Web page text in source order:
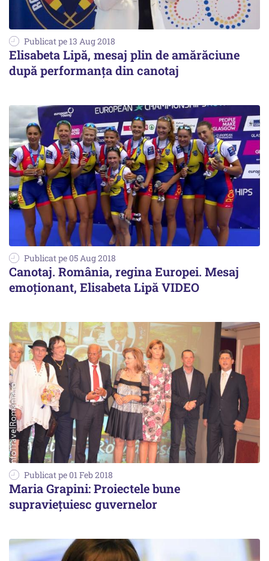
Publicat pe 13 Aug 2018
Elisabeta Lipă, mesaj plin de amărăciune
după performanţa din canotaj
Publicat pe 05 Aug 2018
Canotaj. România, regina Europei. Mesaj
emoționant, Elisabeta Lipă VIDEO
Publicat pe 01 Feb 2018
Maria Grapini: Proiectele bune
supraviețuiesc guvernelor